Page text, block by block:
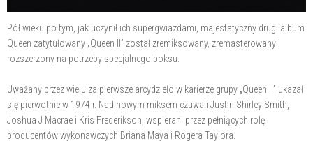
Pół wieku po tym, jak uczynił ich supergwiazdami, majestatyczny drugi album
Queen zatytułowany „Queen II” został zremiksowany, zremasterowany i
rozszerzony na potrzeby specjalnego boksu.
Uważany przez wielu za pierwsze arcydzieło w karierze grupy „Queen II” ukazał
się pierwotnie w 1974 r. Nad nowym miksem czuwali Justin Shirley Smith,
Joshua J Macrae i Kris Frederikson, wspierani przez pełniących rolę
producentów wykonawczych Briana Maya i Rogera Taylora.